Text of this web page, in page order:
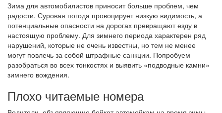
Зима для автомобилистов приносит больше проблем, чем
радости. Суровая погода провоцирует низкую видимость, а
потенциальные опасности на дорогах превращают езду в
настоящую проблему. Для зимнего периода характерен ряд
нарушений, которые не очень известны, но тем не менее
могут повлечь за собой штрафные санкции. Попробуем
разобраться во всех тонкостях и выявить «подводные камни»
зимнего вождения.
Плохо читаемые номера